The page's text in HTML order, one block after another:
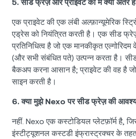
5. सीड फ्रेज़ और प्राइवेट की में क्या अंतर
एक प्राइवेट की एक लंबी अल्फ़ान्यूमेरिक
एड्रेस को नियंत्रित करती है। एक सीड
प्रतिनिधित्व है जो एक मानकीकृत
(और सभी संबंधित पते) उत्पन्न करता है।
बैकअप करना आसान है; प्राइवेट की वह है
साइन करती है।
6. क्या मुझे Nexo पर सीड फ्रेज़ की
नहीं. Nexo एक कस्टोडियल प्लेटफ़ॉर्म है,
इंस्टीट्यूशनल कस्टडी इंफ्रास्ट्रक्चर के